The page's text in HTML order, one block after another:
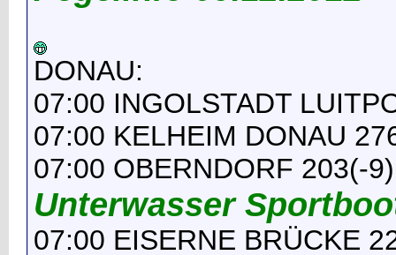
DONAU:
07:00 INGOLSTADT
07:00 KELHEIM DONAU
07:00 OBERNDORF 203(-9)
Unterwasser
07:00 EISERNE BRÜCKE